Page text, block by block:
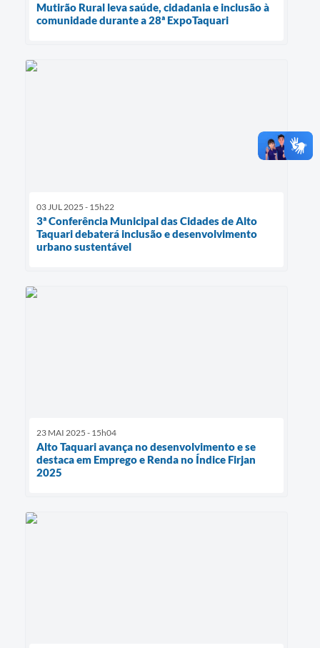
Mutirão Rural leva saúde, cidadania e inclusão à
comunidade durante a 28ª ExpoTaquari
03 JUL 2025 - 15h22
3ª Conferência Municipal das Cidades de Alto
Taquari debaterá inclusão e desenvolvimento
urbano sustentável
23 MAI 2025 - 15h04
Alto Taquari avança no desenvolvimento e se
destaca em Emprego e Renda no Índice Firjan
2025